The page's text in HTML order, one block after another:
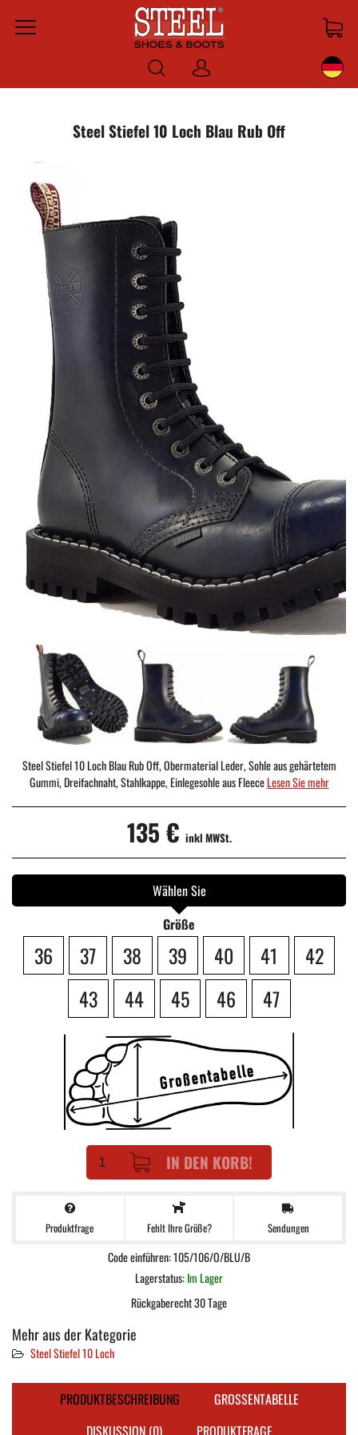
Menu
Anmelden
Steel Stiefel 10 Loch Blau Rub Off
Steel Stiefel 10 Loch Blau Rub Off, Obermaterial Leder, Sohle aus gehärtetem
Gummi, Dreifachnaht, Stahlkappe, Einlegesohle aus FleeceLesen Sie mehr
135 € inkl MWSt.
Wählen Sie
Größe
36 37 38 39 40 41
42
43
44 45 46 47
IN DEN KORB!
Produktfrage Fehlt Ihre Größe? Sendungen
Code einführen: 105/106/O/BLU/B
Lagerstatus:Im Lager
Rückgaberecht 30 Tage
Mehr aus der Kategorie
Steel Stiefel 10 Loch
PRODUKTBESCHREIBUNG
GROSSENTABELLE
DISKUSSION (0)
PRODUKTFRAGE